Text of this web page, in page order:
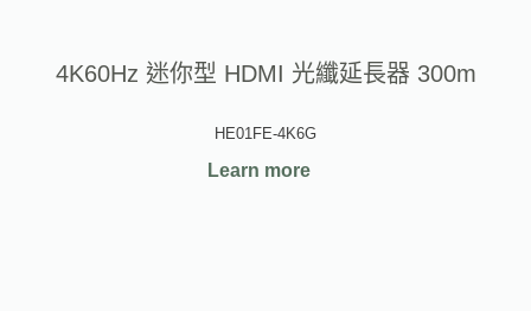
4K60Hz 迷你型 HDMI 光纖延長器 300m
HE01FE-4K6G
Learn more